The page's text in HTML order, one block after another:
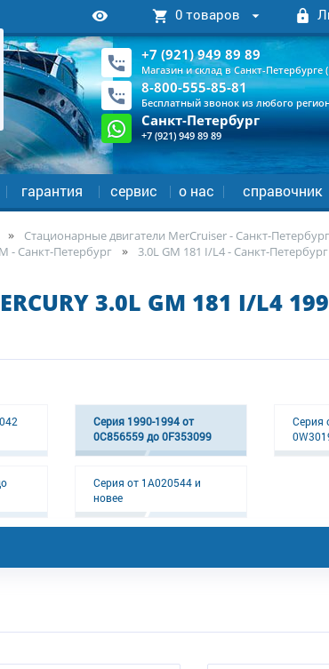
0 товаров
+7 (921) 949 89 89
Магазин и склад в Санкт-Петербурге
8-800-555-85-81
Бесплатный звонок из любого
Санкт-Петербург
+7 (921) 949 89 89
гарантия сервис о нас справочник
Стационарные двигатели MerCruiser - Санкт-Петербург
- Санкт-Петербург 3.0L GM 181 I/L4 - Санкт-Петербург
3.0L GM 181 I/L4
Серия 1990-1994 от
0C856559 до 0F353099
Серия
Серия от 1A020544 и
новее